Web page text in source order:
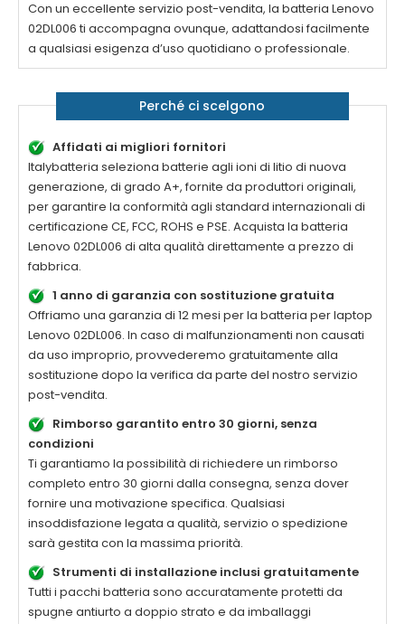
Con un eccellente servizio post-vendita, la batteria Lenovo
02DL006 ti accompagna ovunque, adattandosi facilmente
a qualsiasi esigenza d’uso quotidiano o professionale.
Perché ci scelgono
Affidati ai migliori fornitori
Italybatteria seleziona batterie agli ioni di litio di nuova
generazione, di grado A+, fornite da produttori originali,
per garantire la conformità agli standard internazionali di
certificazione CE, FCC, ROHS e PSE. Acquista la batteria
Lenovo 02DL006 di alta qualità direttamente a prezzo di
fabbrica.
1 anno di garanzia con sostituzione gratuita
Offriamo una garanzia di 12 mesi per la batteria per laptop
Lenovo 02DL006. In caso di malfunzionamenti non causati
da uso improprio, provvederemo gratuitamente alla
sostituzione dopo la verifica da parte del nostro servizio
post-vendita.
Rimborso garantito entro 30 giorni, senza
condizioni
Ti garantiamo la possibilità di richiedere un rimborso
completo entro 30 giorni dalla consegna, senza dover
fornire una motivazione specifica. Qualsiasi
insoddisfazione legata a qualità, servizio o spedizione
sarà gestita con la massima priorità.
Strumenti di installazione inclusi gratuitamente
Tutti i pacchi batteria sono accuratamente protetti da
spugne antiurto a doppio strato e da imballaggi